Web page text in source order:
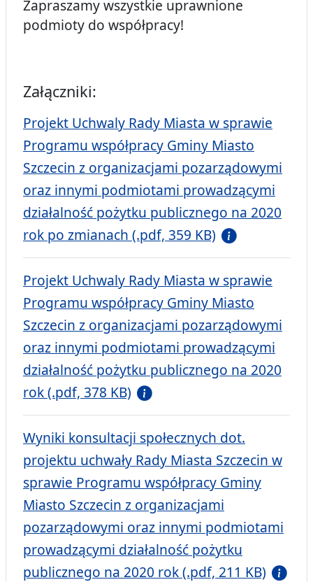
Zapraszamy wszystkie uprawnione
podmioty do współpracy!
Załączniki:
Projekt Uchwaly Rady Miasta w sprawie
Programu współpracy Gminy Miasto
Szczecin z organizacjami pozarządowymi
oraz innymi podmiotami prowadzącymi
działalność pożytku publicznego na 2020
rok po zmianach (.pdf, 359 KB)
Projekt Uchwaly Rady Miasta w sprawie
Programu współpracy Gminy Miasto
Szczecin z organizacjami pozarządowymi
oraz innymi podmiotami prowadzącymi
działalność pożytku publicznego na 2020
rok (.pdf, 378 KB)
Wyniki konsultacji społecznych dot.
projektu uchwały Rady Miasta Szczecin w
sprawie Programu współpracy Gminy
Miasto Szczecin z organizacjami
pozarządowymi oraz innymi podmiotami
prowadzącymi działalność pożytku
publicznego na 2020 rok (.pdf, 211 KB)